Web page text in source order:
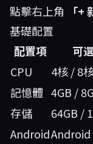
點擊右上角
「+
基礎配置
配置項
可
CPU
4核 / 8
記憶體 4GB /
存儲
64GB /
AndroidAndroid